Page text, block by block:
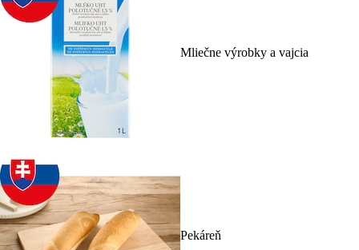
Mliečne výrobky a vajcia
Pekáreň